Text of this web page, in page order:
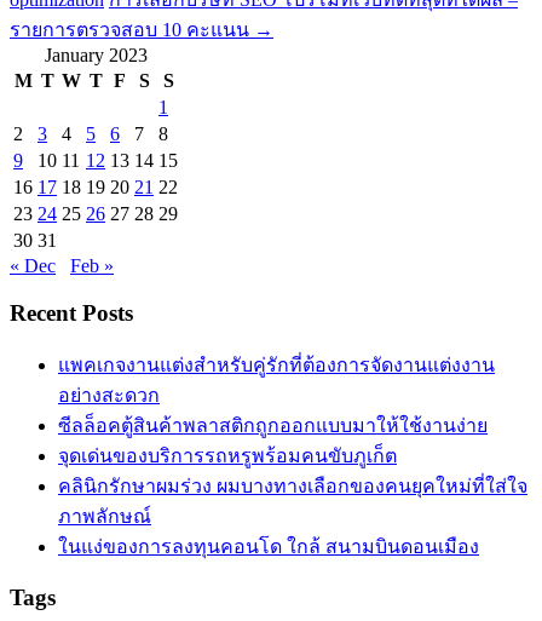
รายการตรวจสอบ 10 คะแนน →
January 2023
M T W T F S
S
1
2
3 4 5 6 7
8
9
10 11 12 13 14 15
16 17 18 19 20 21 22
23 24 25 26 27 28 29
30 31
« Dec
Feb »
Recent Posts
แพคเกจงานแต่งสำหรับคู่รักที่ต้องการจัดงานแต่งงาน
อย่างสะดวก
ซีลล็อคตู้สินค้าพลาสติกถูกออกแบบมาให้ใช้งานง่าย
จุดเด่นของบริการรถหรูพร้อมคนขับภูเก็ต
คลินิกรักษาผมร่วง ผมบางทางเลือกของคนยุคใหม่ที่ใส่ใจ
ภาพลักษณ์
ในแง่ของการลงทุนคอนโด ใกล้ สนามบินดอนเมือง
Tags